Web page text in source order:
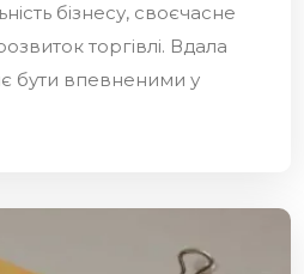
бізнесу, своєчасне
торгівлі. Вдала
бути впевненими у